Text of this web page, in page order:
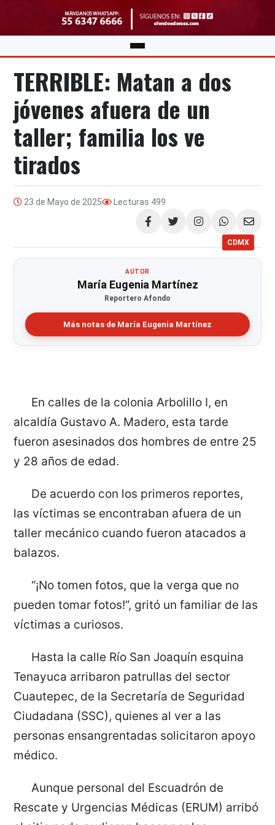
TERRIBLE: Matan a dos
jóvenes afuera de un
taller; familia los ve
tirados
23 de Mayo de 2025 Lecturas 499
Compartir
CDMX
AUTOR
María Eugenia Martínez
Reportero Afondo
Más notas de María Eugenia Martínez
En calles de la colonia Arbolillo I, en
alcaldía Gustavo A. Madero, esta tarde
fueron asesinados dos hombres de entre 25
y 28 años de edad.
De acuerdo con los primeros reportes,
las víctimas se encontraban afuera de un
taller mecánico cuando fueron atacados a
balazos.
“¡No tomen fotos, que la verga que no
pueden tomar fotos!”, gritó un familiar de las
víctimas a curiosos.
Hasta la calle Río San Joaquín esquina
Tenayuca arribaron patrullas del sector
Cuautepec, de la Secretaría de Seguridad
Ciudadana (SSC), quienes al ver a las
personas ensangrentadas solicitaron apoyo
médico.
Aunque personal del Escuadrón de
Rescate y Urgencias Médicas (ERUM) arribó